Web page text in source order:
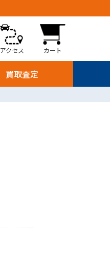
アクセス カート
買取査定